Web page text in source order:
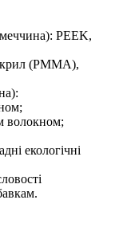
PEEK,
(PMMA),
волокном;
екологічні